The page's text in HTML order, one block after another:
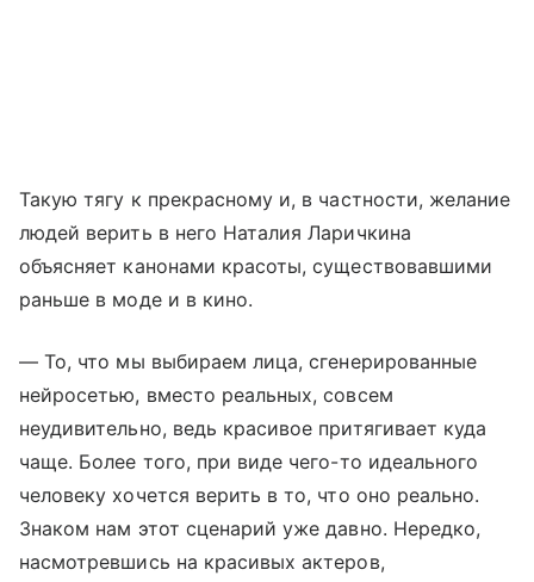
Такую тягу к прекрасному и, в частности, желание
людей верить в него Наталия Ларичкина
объясняет канонами красоты, существовавшими
раньше в моде и в кино.
— То, что мы выбираем лица, сгенерированные
нейросетью, вместо реальных, совсем
неудивительно, ведь красивое притягивает куда
чаще. Более того, при виде чего-то идеального
человеку хочется верить в то, что оно реально.
Знаком нам этот сценарий уже давно. Нередко,
насмотревшись на красивых актеров,